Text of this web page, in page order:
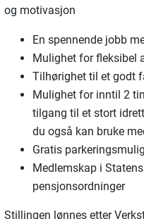
og motivasjon
En spennende jobb
Mulighet for fleksibel
Tilhørighet til et godt
Mulighet for inntil 2
tilgang til et stort
du også kan bruke
Gratis
Medlemskap i
pensjonsordninger
Stillingen lønnes etter